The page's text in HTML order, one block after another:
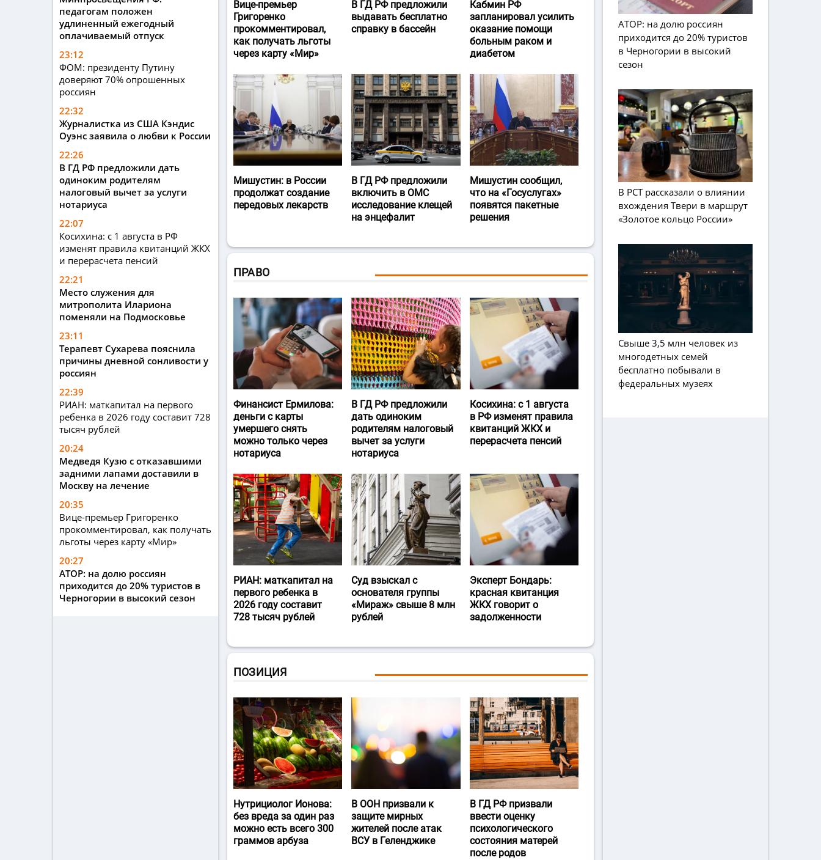
педагогам положен
удлиненный ежегодный
оплачиваемый отпуск
23:12
ФОМ: президенту Путину
доверяют 70% опрошенных
россиян
22:32
Журналистка из США Кэндис
Оуэнс заявила о любви к России
22:26
В ГД РФ предложили дать
одиноким родителям
налоговый вычет за услуги
нотариуса
22:07
Косихина: с 1 августа в РФ
изменят правила квитанций ЖКХ
и перерасчета пенсий
22:21
Место служения для
митрополита Илариона
поменяли на Подмосковье
23:11
Терапевт Сухарева пояснила
причины дневной сонливости у
россиян
22:39
РИАН: маткапитал на первого
ребенка в 2026 году составит 728
тысяч рублей
20:24
Медведя Кузю с отказавшими
задними лапами доставили в
Москву на лечение
20:35
Вице-премьер Григоренко
прокомментировал, как получать
льготы через карту «Мир»
20:27
АТОР: на долю россиян
приходится до 20% туристов в
Черногории в высокий сезон
Вице-премьер
Григоренко
прокомментировал,
как получать льготы
через карту «Мир»
В ГД РФ предложили
выдавать бесплатно
справку в бассейн
Кабмин РФ
запланировал усилить
оказание помощи
больным раком и
диабетом
Мишустин: в России
продолжат создание
передовых лекарств
В ГД РФ предложили
включить в ОМС
исследование клещей
на энцефалит
Мишустин сообщил,
что на «Госуслугах»
появятся пакетные
решения
ПРАВО
Финансист Ермилова:
деньги с карты
умершего снять
можно только через
нотариуса
В ГД РФ предложили
дать одиноким
родителям налоговый
вычет за услуги
нотариуса
Косихина: с 1 августа
в РФ изменят правила
квитанций ЖКХ и
перерасчета пенсий
РИАН: маткапитал на
первого ребенка в
2026 году составит
728 тысяч рублей
Суд взыскал с
основателя группы
«Мираж» свыше 8 млн
рублей
Эксперт Бондарь:
красная квитанция
ЖКХ говорит о
задолженности
ПОЗИЦИЯ
Нутрициолог Ионова:
без вреда за один раз
можно есть всего 300
граммов арбуза
В ООН призвали к
защите мирных
жителей после атак
ВСУ в Геленджике
В ГД РФ призвали
ввести оценку
психологического
состояния матерей
после родов
АТОР: на долю россиян
приходится до 20% туристов
в Черногории в высокий
сезон
В РСТ рассказали о влиянии
вхождения Твери в маршрут
«Золотое кольцо России»
Свыше 3,5 млн человек из
многодетных семей
бесплатно побывали в
федеральных музеях